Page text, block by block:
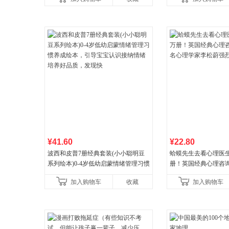
¥41.60
波西和皮普7册经典套装(小小聪明豆
系列绘本)0-4岁低幼启蒙情绪管理习惯
养好品质，发现快
加入购物车 收藏
¥22.80
蛤蟆先生去看心理医
册！英国经典心理咨
加入购物车